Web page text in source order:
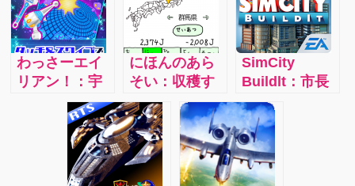
トを楽しめる
神のようなア
プリです。
きて落ち着き
ます。
な音にリアル
美麗なCGばか
りです。
わっさーエイ
リアン！：宇
宙空間から光
を照射、きら
めく地球の姿
に惹かれて地
球を侵略しに
にほんのあら
そい：収穫す
る自分の県の
特産品からＪ
（ＪＡＰＡ
Ｎ）を稼ぎ取
って隣県の特
SimCity
Buildlt：市長
となり、誰も
が住みたくな
る魅力あふれ
る都市をつく
ろう!!